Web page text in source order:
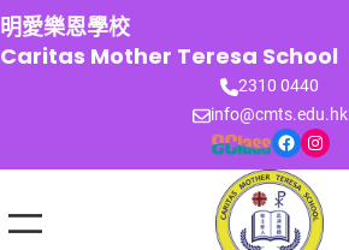
跳
至
主
明愛樂恩學校
Caritas Mother Teresa School
2310 0440
info@cmts.edu.hk
Facebook Instagram